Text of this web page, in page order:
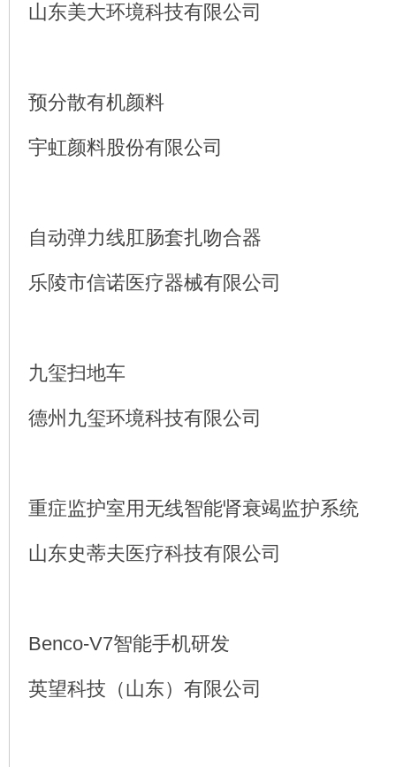
山东美大环境科技有限公司
预分散有机颜料
宇虹颜料股份有限公司
自动弹力线肛肠套扎吻合器
乐陵市信诺医疗器械有限公司
九玺扫地车
德州九玺环境科技有限公司
重症监护室用无线智能肾衰竭监护系统
山东史蒂夫医疗科技有限公司
Benco-V7智能手机研发
英望科技（山东）有限公司